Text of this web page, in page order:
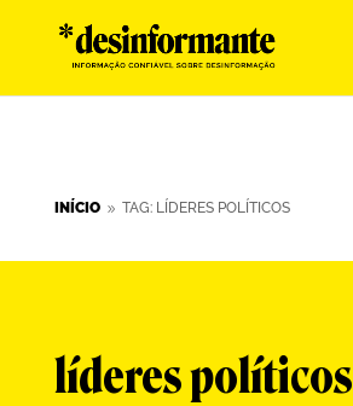
INÍCIO 9 TAG: LÍDERES POLÍTICOS
líderes políticos